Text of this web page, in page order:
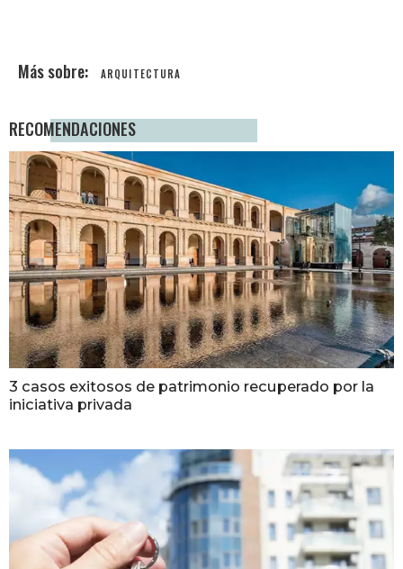
ARQUITECTURA
RECOMENDACIONES
3 casos exitosos de patrimonio recuperado por la
iniciativa privada